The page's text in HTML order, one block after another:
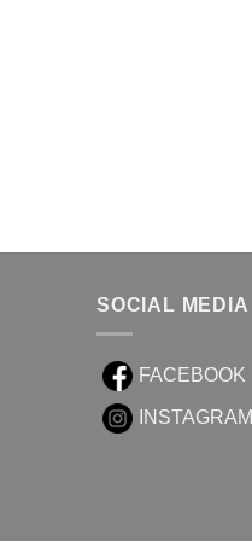
SOCIAL MEDIA
FACEBOOK
INSTAGRAM